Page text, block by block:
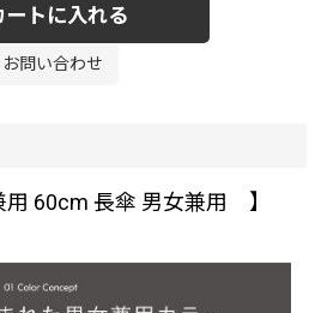
ートに入れる
お問い合わせ
用 60cm 長傘 男女兼用 】